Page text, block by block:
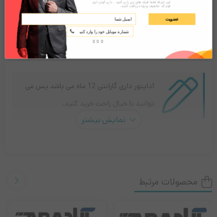
تعداد:
آداپتور
12
افزودن به سبد خرید
آداپتور داری گارانتی 12 ماه می باشد پس می
توانید با خیال راحت خرید کنید.
منابع تغذیه است که به دلیل ولتاژ ثابت و توان بالا، برای انواع
دستگاه‌های برقی و الکترونیکی ایده‌آل محسوب می‌شود.
نمایش بیشتر
محصولات مرتبط
این ارتباط لطفا فیلد های زیر را پر کنید . با پر کردن این
فرم کد تخفیف ویژه دریافت کنید.
عضویت